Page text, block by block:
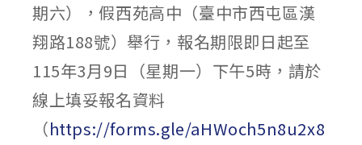
期六），假西苑高中（臺中市西屯區漢
翔路188號）舉行，報名期限即日起至
115年3月9日（星期一）下午5時，請於
線上填妥報名資料
（https://forms.gle/aHWoch5n8u2x8